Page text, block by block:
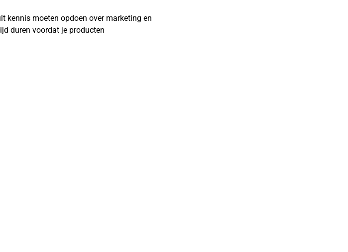
kennis moeten opdoen over marketing en
duren voordat je producten